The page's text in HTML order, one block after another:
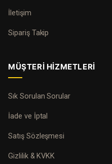
İletişim
Sipariş Takip
MÜŞTERI HIZMETLERI
Sık Sorulan Sorular
İade ve İptal
Satış Sözleşmesi
Gizlilik & KVKK